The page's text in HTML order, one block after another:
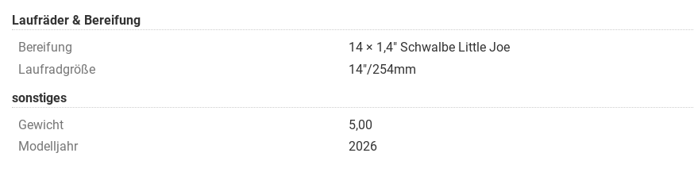
Laufräder & Bereifung
Bereifung
14 × 1,4" Schwalbe Little Joe
Laufradgröße
14"/254mm
sonstiges
Gewicht
5,00
Modelljahr
2026